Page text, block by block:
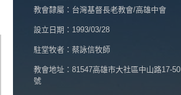
教會隸屬：台灣基督長老教會/高雄中會
設立日期：1993/03/28
駐堂牧者：蔡詠信牧師
教會地址： 81547高雄市大社區中山路17-50
號